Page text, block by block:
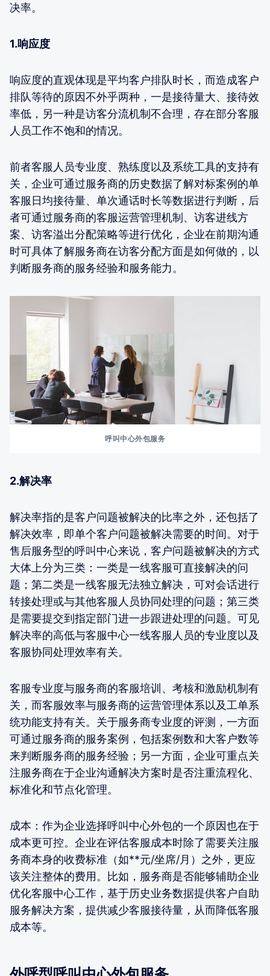
决率。
1.响应度
响应度的直观体现是平均客户排队时长，而造成客户
排队等待的原因不外乎两种，一是接待量大、接待效
率低，另一种是访客分流机制不合理，存在部分客服
人员工作不饱和的情况。
前者客服人员专业度、熟练度以及系统工具的支持有
关，企业可通过服务商的历史数据了解对标案例的单
客服日均接待量、单次通话时长等数据进行判断，后
者可通过服务商的客服运营管理机制、访客进线方
案、访客溢出分配策略等进行优化，企业在前期沟通
时可具体了解服务商在访客分配方面是如何做的，以
判断服务商的服务经验和服务能力。
呼叫中心外包服务
2.解决率
解决率指的是客户问题被解决的比率之外，还包括了
解决效率，即单个客户问题被解决需要的时间。对于
售后服务型的呼叫中心来说，客户问题被解决的方式
大体上分为三类：一类是一线客服可直接解决的问
题；第二类是一线客服无法独立解决，可对会话进行
转接处理或与其他客服人员协同处理的问题；第三类
是需要提交到指定部门进一步跟进处理的问题。可见
解决率的高低与客服中心一线客服人员的专业度以及
客服协同处理效率有关。
客服专业度与服务商的客服培训、考核和激励机制有
关，而客服效率与服务商的运营管理体系以及工单系
统功能支持有关。关于服务商专业度的评测，一方面
可通过服务商的服务案例，包括案例数和大客户数等
来判断服务商的服务经验；另一方面，企业可重点关
注服务商在于企业沟通解决方案时是否注重流程化、
标准化和节点化管理。
成本：作为企业选择呼叫中心外包的一个原因也在于
成本更可控。企业在评估客服成本时除了需要关注服
务商本身的收费标准（如**元/坐席/月）之外，更应
该关注整体的费用。比如，服务商是否能够辅助企业
优化客服中心工作，基于历史业务数据提供客户自助
服务解决方案，提供减少客服接待量，从而降低客服
成本等。